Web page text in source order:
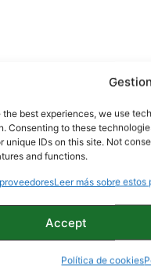
the best experiences, we use
Consenting to these
unique IDs on this site. Not
and functions.
Leer más sobre estos
Accept
Política de cookies
terminales de
smartphones,
era
bajos precios que
buenas, como el